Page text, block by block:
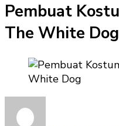
Pembuat
The White Dog